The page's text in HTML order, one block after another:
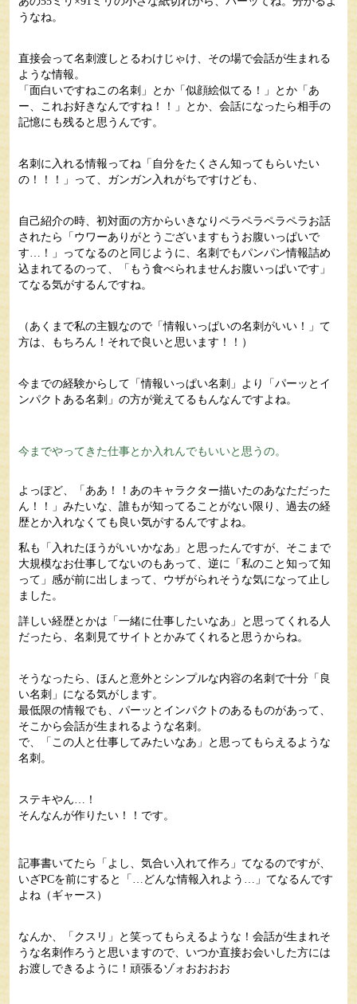
うなね。
直接会って名刺渡しとるわけじゃけ、その場で会話が生まれる
ような情報。
「面白いですねこの名刺」とか「似顔絵似てる！」とか「あ
ー、これお好きなんですね！！」とか、会話になったら相手の
記憶にも残ると思うんです。
名刺に入れる情報ってね「自分をたくさん知ってもらいたい
の！！！」って、ガンガン入れがちですけども、
自己紹介の時、初対面の方からいきなりペラペラペラペラお話
されたら「ウワーありがとうございますもうお腹いっぱいで
す…！」ってなるのと同じように、名刺でもパンパン情報詰め
込まれてるのって、「もう食べられませんお腹いっぱいです」
てなる気がするんですね。
（あくまで私の主観なので「情報いっぱいの名刺がいい！」て
方は、もちろん！それで良いと思います！！）
今までの経験からして「情報いっぱい名刺」より「パーッとイ
ンパクトある名刺」の方が覚えてるもんなんですよね。
今までやってきた仕事とか入れんでもいいと思うの。
よっぽど、「ああ！！あのキャラクター描いたのあなただった
ん！！」みたいな、誰もが知ってることがない限り、過去の経
歴とか入れなくても良い気がするんですよね。
私も「入れたほうがいいかなあ」と思ったんですが、そこまで
大規模なお仕事してないのもあって、逆に「私のこと知って知
って」感が前に出しまって、ウザがられそうな気になって止し
ました。
詳しい経歴とかは「一緒に仕事したいなあ」と思ってくれる人
だったら、名刺見てサイトとかみてくれると思うからね。
そうなったら、ほんと意外とシンプルな内容の名刺で十分「良
い名刺」になる気がします。
最低限の情報でも、パーッとインパクトのあるものがあって、
そこから会話が生まれるような名刺。
で、「この人と仕事してみたいなあ」と思ってもらえるような
名刺。
ステキやん…！
そんなんが作りたい！！です。
記事書いてたら「よし、気合い入れて作ろ」てなるのですが、
いざPCを前にすると「…どんな情報入れよう…」てなるんです
よね（ギャース）
なんか、「クスリ」と笑ってもらえるような！会話が生まれそ
うな名刺作ろうと思いますので、いつか直接お会いした方には
お渡しできるように！頑張るゾォおおおお